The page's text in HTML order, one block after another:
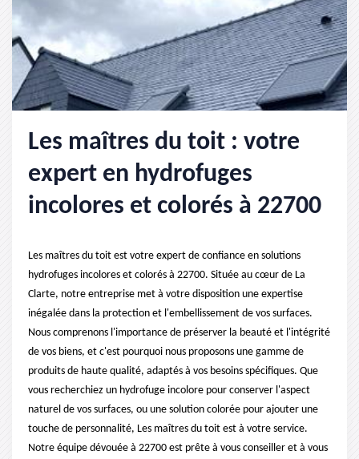
Les maîtres du toit : votre
expert en hydrofuges
incolores et colorés à 22700
Les maîtres du toit est votre expert de confiance en solutions
hydrofuges incolores et colorés à 22700. Située au cœur de La
Clarte, notre entreprise met à votre disposition une expertise
inégalée dans la protection et l'embellissement de vos surfaces.
Nous comprenons l'importance de préserver la beauté et l'intégrité
de vos biens, et c'est pourquoi nous proposons une gamme de
produits de haute qualité, adaptés à vos besoins spécifiques. Que
vous recherchiez un hydrofuge incolore pour conserver l'aspect
naturel de vos surfaces, ou une solution colorée pour ajouter une
touche de personnalité, Les maîtres du toit est à votre service.
Notre équipe dévouée à 22700 est prête à vous conseiller et à vous